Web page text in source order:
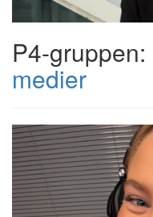
P4-gruppen:
medier